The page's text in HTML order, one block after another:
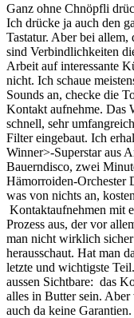
Ganz ohne Chnöpfli
Ich drücke ja auch den
Tastatur. Aber bei allem,
sind Verbindlichkeiten
Arbeit auf interessante
nicht. Ich schaue
Sounds an, checke die
Kontakt aufnehme. Das
schnell, sehr
Filter eingebaut. Ich
Winner>-Superstar aus
Bauerndisco, zwei
Hämorroiden-Orchester
was von nichts an,
Kontaktaufnehmen mit
Prozess aus, der vor
man nicht wirklich sicher
herausschaut. Hat man
letzte und wichtigste
aussen Sichtbare: das
alles in Butter sein.
auch da keine Garantien.